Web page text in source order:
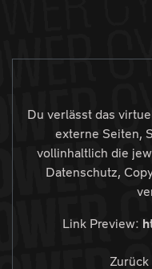
Du verlässt das
externe Seiten,
vollinhaltlich die
Datenschutz,
Link Preview:
Zurück